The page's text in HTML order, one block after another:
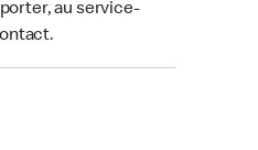
au service-